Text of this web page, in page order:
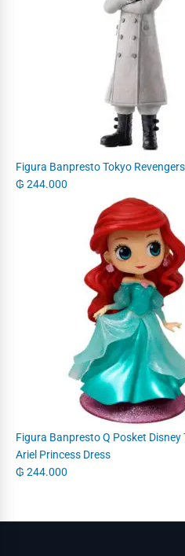
Figura Banpresto Tokyo
₲ 244.000
Figura Banpresto Q Posket
Ariel Princess Dress
₲ 244.000